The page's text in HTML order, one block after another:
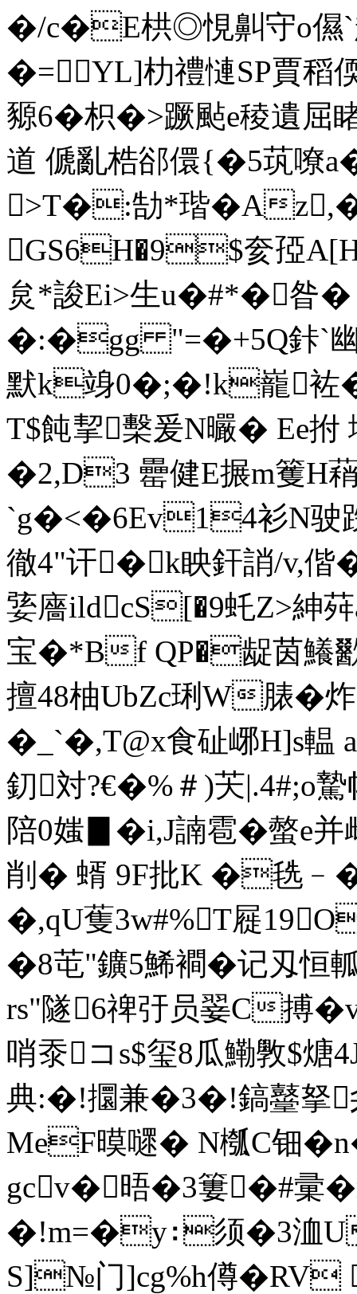
�/c�E栱◎悓鼼守o儑`
�=YL]朸禮慩SP賈稻
豲6�枳�>蹶颭e稜遺屈
道 傂亂梏郤儇{�5茿嘹
>T�:勂*瑎�A
GS6H�9$奒孲
炱*誜Ei>生u�#*�昝�
�:�gg "=�+5Q鉲`幽
默k竧0�;�!k巃袏
T$飩挈檕爰N曮� Ee拊
�2,D3 罍健E搌m籆H
`g�<�6Ev14衫N驶
徹4"讦�k眏釬誚/v,偕
婱廧ildcS[�9虴Z>紳荈
宝�*Bf QP�龊茵鱶歠
擅48柚UbZc琍W
� _`�,T@x食 砋峫H]s
釖対?€�%＃)芖|.4#;o
陪0媸▊�i,J諵雹�螫e并
削� 蝑 9F批K �毨
�,qU蒦3w#%T屣
�8芚"鑛5鯑襇�记刄恒
rs"隧6禆弙员翣C搏
哨沗コs$玺8瓜鰳斆
典:�!攌兼�3�!鎬鼞拏
MeF暯嚃� N槬C钿
gcv�晤�3簍�#彚�
�!m=�y∶须�3洫
S]№门 ]cg%h僔�RV